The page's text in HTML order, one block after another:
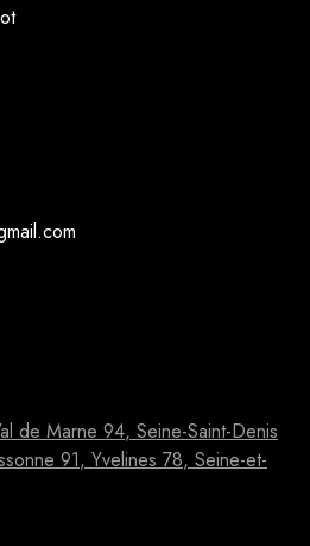
de Marne 94, Seine-Saint-Denis
91, Yvelines 78, Seine-et-